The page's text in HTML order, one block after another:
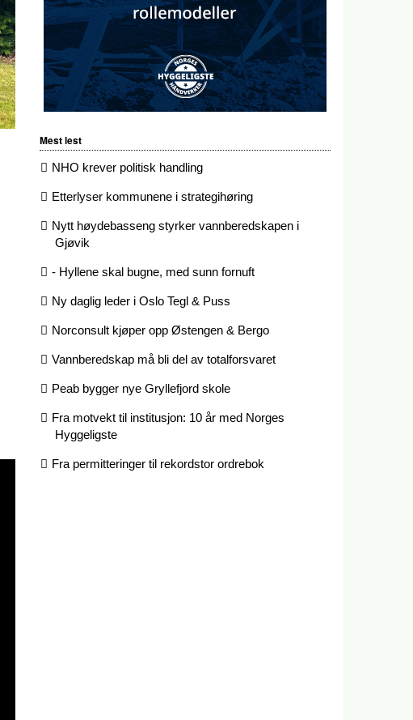
Mest lest
NHO krever politisk handling
Etterlyser kommunene i strategihøring
Nytt høydebasseng styrker vannberedskapen i
Gjøvik
- Hyllene skal bugne, med sunn fornuft
Ny daglig leder i Oslo Tegl & Puss
Norconsult kjøper opp Østengen & Bergo
Vannberedskap må bli del av totalforsvaret
Peab bygger nye Gryllefjord skole
Fra motvekt til institusjon: 10 år med Norges
Hyggeligste
Fra permitteringer til rekordstor ordrebok